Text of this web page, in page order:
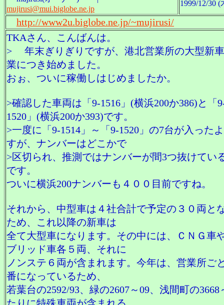
mujirusi@mui.biglobe.ne.jp
1999/12/30 (
http://www2u.biglobe.ne.jp/~mujirusi/
TKAさん、こんばんは。
> 年末ぎりぎりですが、港北営業所の大型新
業につき始めました。
おぉ、ついに稼働しはじめましたか。
>確認した車両は「9-1516」(横浜200か386)と「
1520」(横浜200か393)です。
>一度に「9-1514」～「9-1520」の7台が入った
すが、ナンバーはどこかで
>区切られ、推測ではナンバーが間3つ抜けてい
です。
ついに横浜200ナンバーも４００目前ですね。
それから、中型車は４社合計で予定の３０両と
ため、これ以降の新車は
全て大型車になります。その中には、ＣＮＧ車
ブリッド車各５両、それに
ノンステ６両が含まれます。今年は、営業所ご
番になっているため、
若葉台の2592/93、緑の2607～09、浅間町の3668